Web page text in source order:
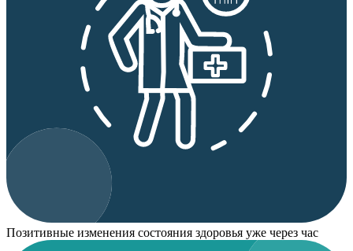
Позитивные изменения состояния здоровья уже через час